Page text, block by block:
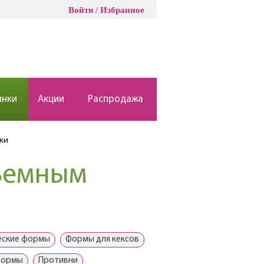
Войти Избранное
Акции Распродажа
формы Формы для кексов
Противни